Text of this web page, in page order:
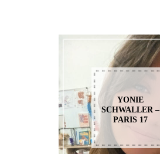
YONIE
SCHWALLER –
PARIS 17